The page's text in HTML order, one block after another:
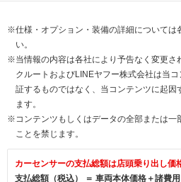
※仕様・オプション・装備の詳細については
い。
※当情報の内容は各社により予告なく変更さ
クルートおよびLINEヤフー株式会社は当
証するものではなく、当コンテンツに起因
ます。
※コンテンツもしくはデータの全部または一
ことを禁じます。
カーセンサーの支払総額は店頭乗り出し価
支払総額（税込） ＝ 車両本体価格＋諸費用